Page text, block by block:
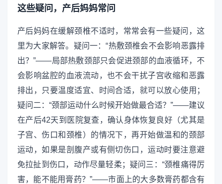
这些疑问，产后妈妈常问
产后妈妈在缓解颈椎不适时，常常会有一些疑问，这
里为大家解答。疑问一：“热敷颈椎会不会影响恶露排
出？”——局部热敷颈部只会促进颈部的血液循环，不
会影响盆腔的血液流动，也不会干扰子宫收缩和恶露
排出，只要温度适宜、时间合适，就可以放心使用；
疑问二：“颈部运动什么时候开始做最合适？”——建议
在产后42天到医院复查，确认身体恢复良好（尤其是
子宫、伤口和颈椎）的情况下，再开始做温和的颈部
运动，如果是剖腹产或有侧切伤口，运动时要注意避
免拉扯到伤口，动作尽量轻柔；疑问三：“颈椎痛得厉
害，能不能用膏药？”——市面上的大多数膏药都含有